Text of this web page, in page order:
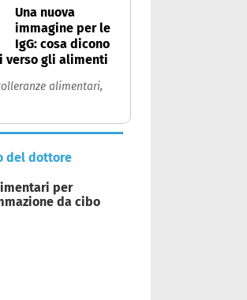
Una nuova
immagine per le
IgG: cosa dicono
verso gli alimenti
alimentari,
del dottore
per
da cibo